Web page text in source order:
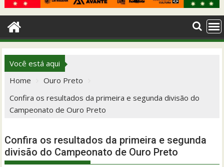
Você está aqui
Home
Ouro Preto
Confira os resultados da primeira e segunda divisão do
Campeonato de Ouro Preto
Confira os resultados da primeira e segunda
divisão do Campeonato de Ouro Preto